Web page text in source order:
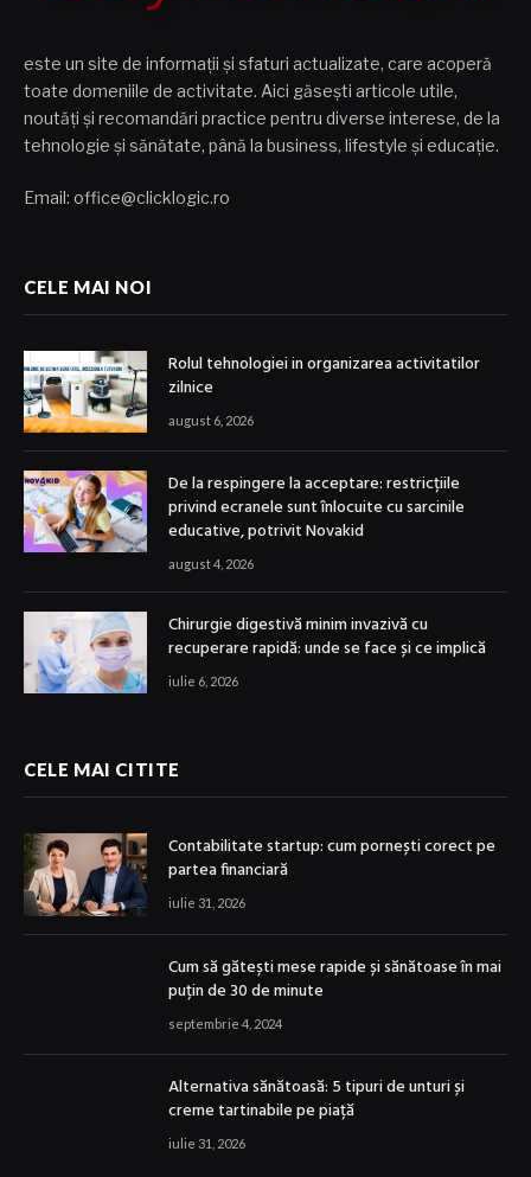
este un site de informații și sfaturi actualizate, care acoperă
toate domeniile de activitate. Aici găsești articole utile,
noutăți și recomandări practice pentru diverse interese, de la
tehnologie și sănătate, până la business, lifestyle și educație.
Email: office@clicklogic.ro
CELE MAI NOI
Rolul tehnologiei in organizarea activitatilor
zilnice
august 6, 2026
De la respingere la acceptare: restricțiile
privind ecranele sunt înlocuite cu sarcinile
educative, potrivit Novakid
august 4, 2026
Chirurgie digestivă minim invazivă cu
recuperare rapidă: unde se face și ce implică
iulie 6, 2026
CELE MAI CITITE
Contabilitate startup: cum pornești corect pe
partea financiară
iulie 31, 2026
Cum să gătești mese rapide și sănătoase în mai
puțin de 30 de minute
septembrie 4, 2024
Alternativa sănătoasă: 5 tipuri de unturi și
creme tartinabile pe piață
iulie 31, 2026